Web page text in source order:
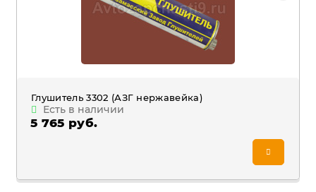
Глушитель 3302 (АЗГ нержавейка)
Есть в наличии
5 765 руб.